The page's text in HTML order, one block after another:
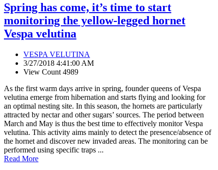
Spring has come, it’s time to start
monitoring the yellow-legged hornet
Vespa velutina
VESPA VELUTINA
3/27/2018 4:41:00 AM
View Count 4989
As the first warm days arrive in spring, founder queens of Vespa
velutina emerge from hibernation and starts flying and looking for
an optimal nesting site. In this season, the hornets are particularly
attracted by nectar and other sugars’ sources. The period between
March and May is thus the best time to effectively monitor Vespa
velutina. This activity aims mainly to detect the presence/absence of
the hornet and discover new invaded areas. The monitoring can be
performed using specific traps ...
Read More